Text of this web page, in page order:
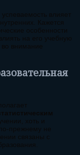
влияет
Кажется
особенности
на его учебную
во внимание
хоть и
прежнему не
связаны с